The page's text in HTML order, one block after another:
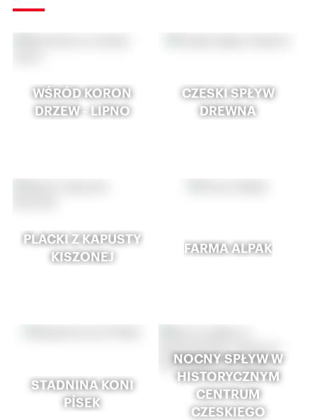
WŚRÓD KORON
DRZEW - LIPNO
CZESKI SPŁYW
DREWNA
PLACKI Z KAPUSTY
KISZONEJ
FARMA ALPAK
STADNINA KONI
PÍSEK
NOCNY SPŁYW W
HISTORYCZNYM
CENTRUM
CZESKIEGO